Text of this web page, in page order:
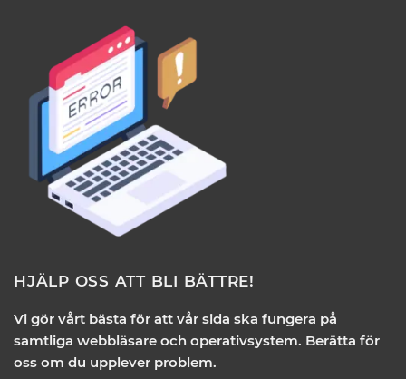
HJÄLP OSS ATT BLI BÄTTRE!
Vi gör vårt bästa för att vår sida ska fungera på
samtliga webbläsare och operativsystem. Berätta för
oss om du upplever problem.